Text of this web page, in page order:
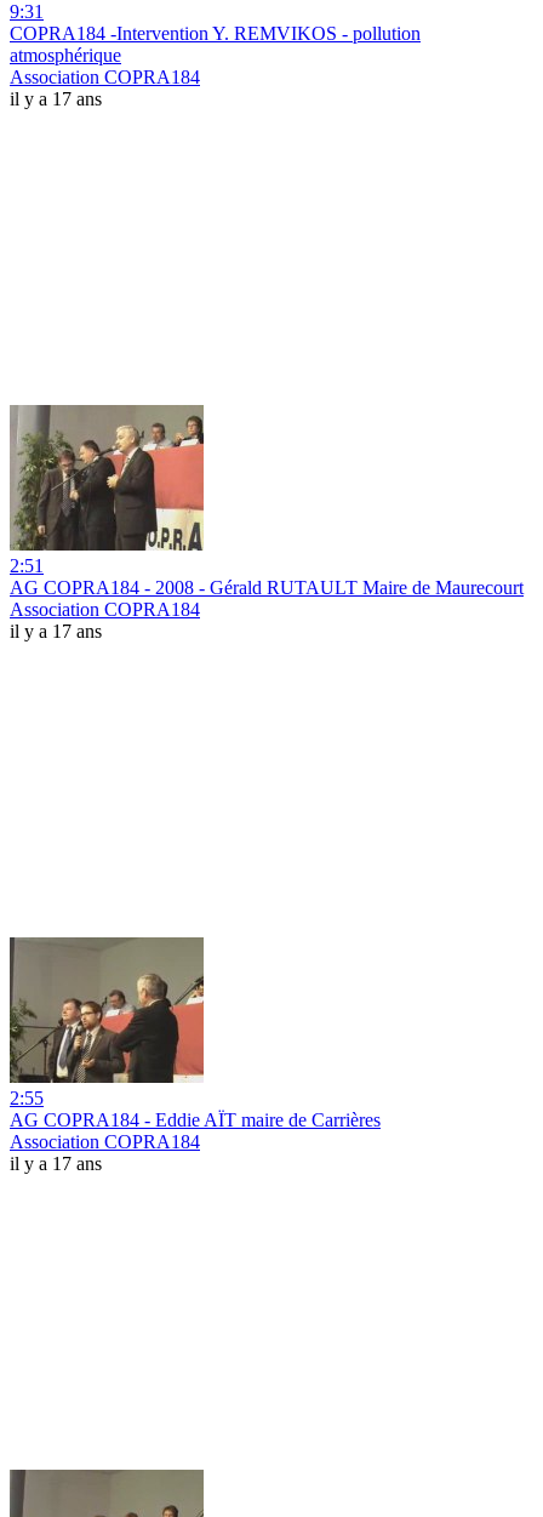
9:31
COPRA184 -Intervention Y. REMVIKOS - pollution
atmosphérique
Association COPRA184
il y a 17 ans
2:51
AG COPRA184 - 2008 - Gérald RUTAULT Maire de Maurecourt
Association COPRA184
il y a 17 ans
2:55
AG COPRA184 - Eddie AÏT maire de Carrières
Association COPRA184
il y a 17 ans